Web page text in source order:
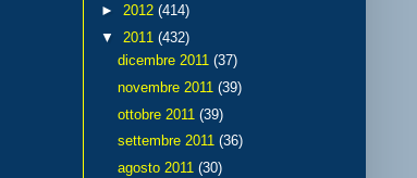
► 2012 (414)
▼ 2011 (432)
dicembre 2011 (37)
novembre 2011 (39)
ottobre 2011 (39)
settembre 2011 (36)
agosto 2011 (30)